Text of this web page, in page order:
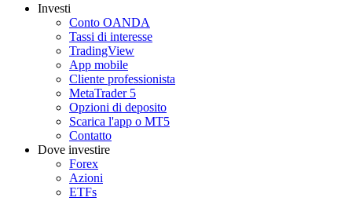
Investi
Conto OANDA
Tassi di interesse
TradingView
App mobile
Cliente professionista
MetaTrader 5
Opzioni di deposito
Scarica l'app o MT5
Contatto
Dove investire
Forex
Azioni
ETFs